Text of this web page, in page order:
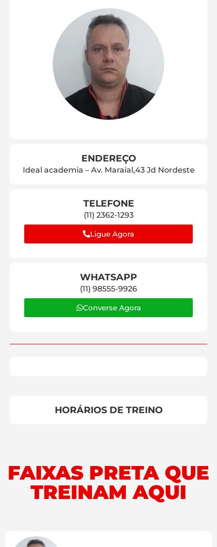
ENDEREÇO
Ideal academia – Av. Maraial,43 Jd Nordeste
TELEFONE
(11) 2362-1293
Ligue Agora
WHATSAPP
(11) 98555-9926
Converse Agora
HORÁRIOS DE TREINO
FAIXAS PRETA QUE
TREINAM AQUI